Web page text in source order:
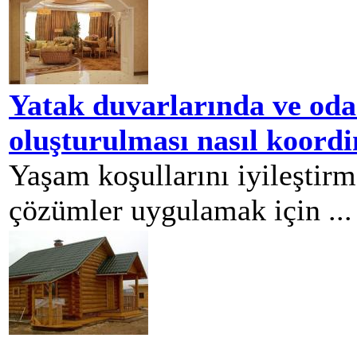
Yatak duvarlarında ve
oluşturulması nasıl
Yaşam koşullarını
çözümler uygulamak için ...